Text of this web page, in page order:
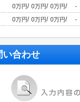
0万円/ 0万円/ 0万円/ -
0万円/ 0万円/ 0万円/ -
い合わせ